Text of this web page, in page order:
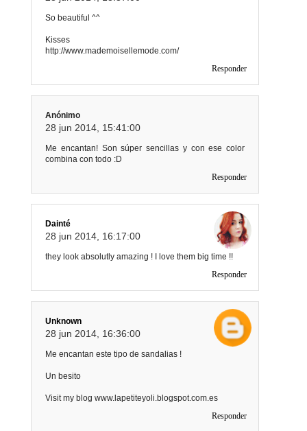
So beautiful ^^
Kisses
http://www.mademoisellemode.com/
Responder
Anónimo
28 jun 2014, 15:41:00
Me encantan! Son súper sencillas y con ese color
combina con todo :D
Responder
Dainté
28 jun 2014, 16:17:00
they look absolutly amazing ! I love them big time !!
Responder
Unknown
28 jun 2014, 16:36:00
Me encantan este tipo de sandalias !
Un besito
Visit my blog www.lapetiteyoli.blogspot.com.es
Responder